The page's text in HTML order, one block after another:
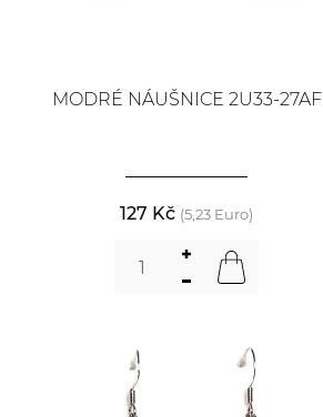
MODRÉ NÁUŠNICE 2U33-27AF
127 Kč (5,23 Euro)